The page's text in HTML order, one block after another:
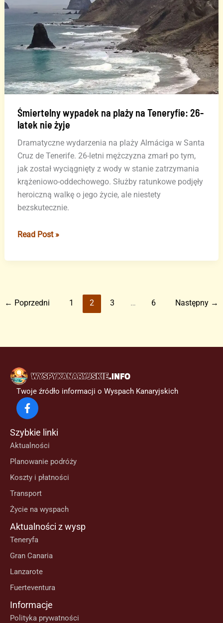
Médano
Śmiertelny wypadek na plaży na Teneryfie: 26-
latek nie żyje
Dramatyczne wydarzenia na plaży Almáciga w Santa
Cruz de Tenerife. 26-letni mężczyzna zmarł po tym,
jak został wyciągnięty z wody w stanie zatrzymania
krążeniowo-oddechowego. Służby ratunkowe podjęły
heroiczną walkę o jego życie, ale niestety
bezskutecznie.
Śmiertelny
na
Teneryfie:
Read Post »
← Poprzedni 1 2 3 … 6 Następny →
Twoje źródło informacji o Wyspach Kanaryjskich
Szybkie linki
Aktualności
Planowanie podróży
Koszty i płatności
Transport
Życie na wyspach
Aktualności z wysp
Teneryfa
Gran Canaria
Lanzarote
Fuerteventura
Informacje
Polityka prywatności